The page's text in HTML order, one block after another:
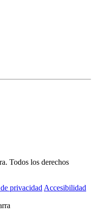
Todos los derechos
privacidad Accesibilidad